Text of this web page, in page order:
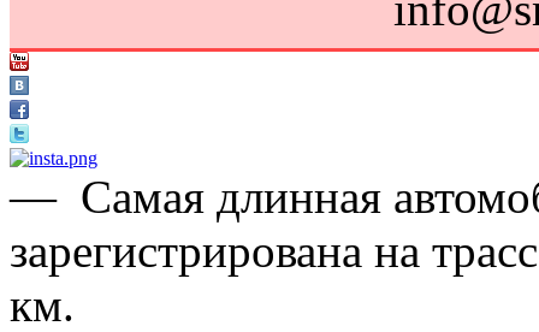
— Самая длинная
зарегистрирована на
км.